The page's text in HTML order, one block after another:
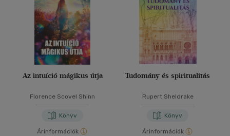
Az intuíció mágikus útja
Florence Scovel Shinn
Könyv
Árinformációk
Tudomány és spiritualitás
Rupert Sheldrake
Könyv
Árinformációk